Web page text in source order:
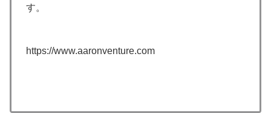
す。
https://www.aaronventure.com